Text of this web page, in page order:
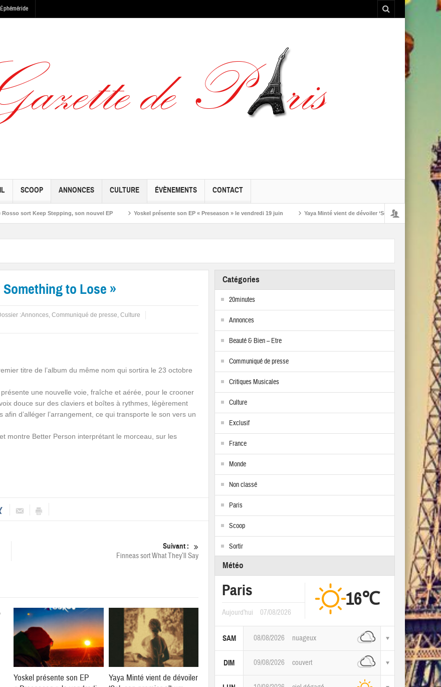
Éphéméride
SCOOP ANNONCES CULTURE ÉVÈNEMENTS CONTACT
sort Keep Stepping, son nouvel EP Yoskel présente son EP « Preseason » le vendredi 19 juin Yaya Minté vient de dévoiler ‘So’, son premier album
to Lose »
:Annonces, Communiqué de presse, Culture
titre de l’album du même nom qui sortira le 23 octobre
une nouvelle voie, fraîche et aérée, pour le crooner
douce sur des claviers et boîtes à rythmes, légèrement
d’alléger l’arrangement, ce qui transporte le son vers un
montre Better Person interprétant le morceau, sur les
Suivant :
Finneas sort What They’ll Say
Yoskel présente son EP
Yaya Minté vient de dévoiler
Catégories
20minutes
Annonces
Beauté & Bien – Etre
Communiqué de presse
Critiques Musicales
Culture
Exclusif
France
Monde
Non classé
Paris
Scoop
Sortir
Météo
Paris
Aujourd'hui 07/08/2026
16℃
SAM 08/08/2026 nuageux
DIM 09/08/2026 couvert